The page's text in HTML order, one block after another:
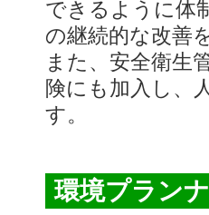
できるように体
の継続的な改善
また、安全衛生
険にも加入し、
す。
環境プラン